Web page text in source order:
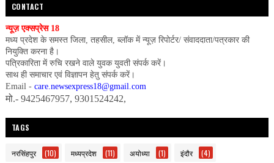
CONTACT
न्यूज़ एक्सप्रेस 18
मध्य प्रदेश के समस्त जिला, तहसील, ब्लॉक में न्यूज़ रिपोर्टर/ संवाददाता/पत्रकार की
नियुक्ति करना है।
पत्रिकारिता में रुचि रखने वाले युवक युवती संपर्क करें।
साथ ही समाचार एवं विज्ञापन हेतु संपर्क करें।
Email - care.newsexpress18@gmail.com
मो.- 9425467957, 9301524242,
TAGS
नरसिंहपुर (10) मध्यप्रदेश (11) अयोध्या (1) इंदौर (4)